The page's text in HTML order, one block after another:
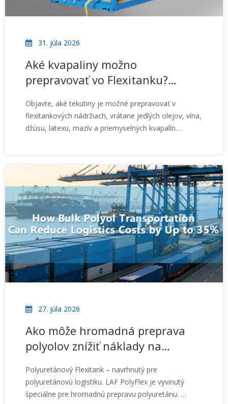
31. júla 2026
Aké kvapaliny možno
prepravovať vo Flexitanku?
Objavte, aké tekutiny je možné prepravovať v
flexitankových nádržiach, vrátane jedlých olejov, vína,
džúsu, latexu, mazív a priemyselných kvapalín.
27. júla 2026
Ako môže hromadná preprava
polyolov znížiť náklady na
Polyuretánový Flexitank – navrhnutý pre
polyuretánovú logistiku. LAF PolyFlex je vyvinutý
špeciálne pre hromadnú prepravu polyuretánu.